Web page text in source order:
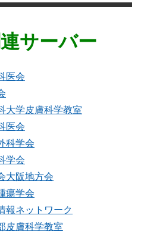
サーバー
医会
大学皮膚科学教室
医会
科学会
学会
大阪地方会
瘍学会
報ネットワーク
皮膚科学教室